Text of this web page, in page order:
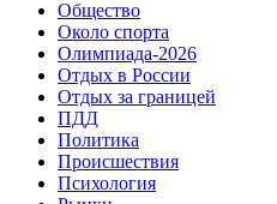
Общество
Около спорта
Олимпиада-2026
Отдых в России
Отдых за границей
ПДД
Политика
Происшествия
Психология